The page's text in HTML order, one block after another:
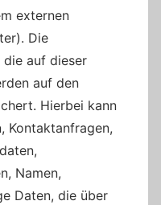
externen
Die
die auf dieser
auf den
Hierbei kann
Kontaktanfragen,
Namen,
Daten, die über